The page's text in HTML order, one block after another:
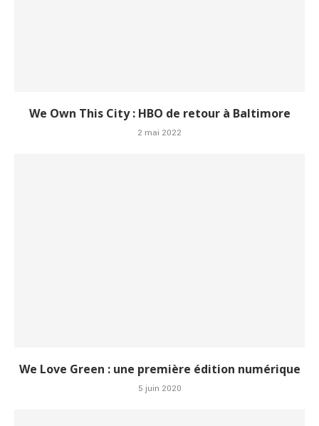
We Own This City : HBO de retour à Baltimore
2 mai 2022
We Love Green : une première édition numérique
5 juin 2020